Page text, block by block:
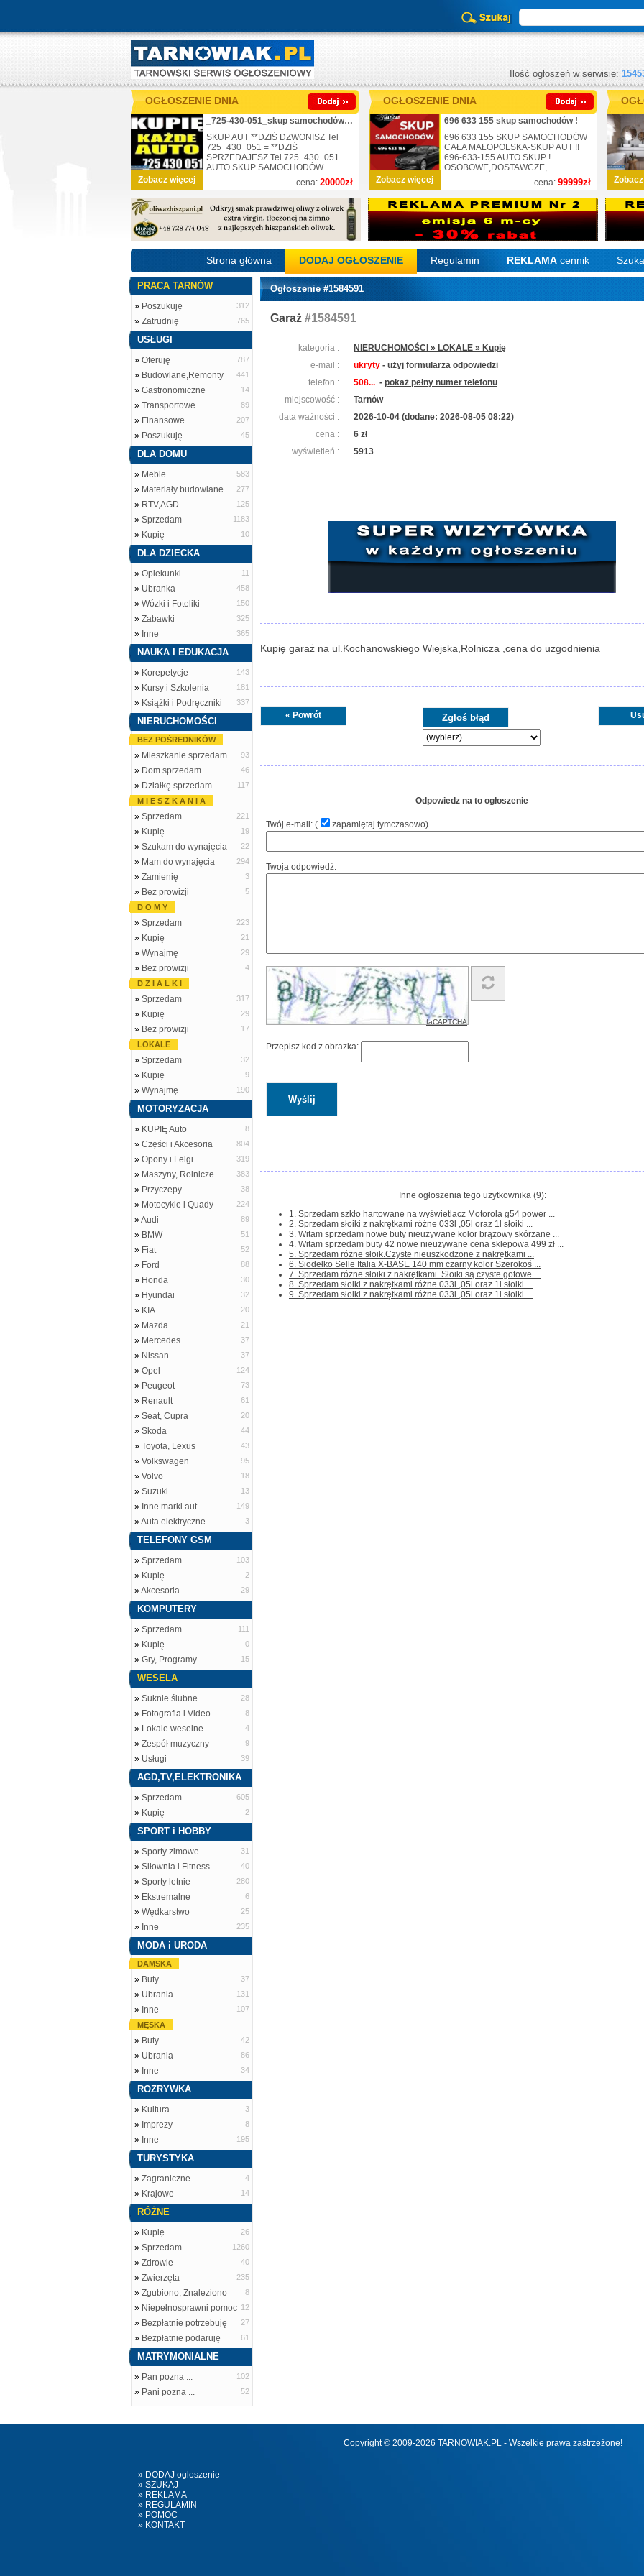
Ilość ogłoszeń w serwisie:
OGŁOSZENIE DNIA
Zobacz więcej cena: 20000zł
_725-430-051_skup samochodów_nr.1
SKUP AUT **DZIŚ DZWONISZ Tel
725_430_051 = **DZIŚ
SPRZEDAJESZ Tel 725_430_051
AUTO SKUP SAMOCHODÓW ...
OGŁOSZENIE DNIA
Zobacz więcej cena: 99999zł
696 633 155 skup samochodów !
696 633 155 SKUP SAMOCHODÓW
CAŁA MAŁOPOLSKA-SKUP AUT !!
696-633-155 AUTO SKUP !
OSOBOWE,DOSTAWCZE,...
Strona główna DODAJ OGŁOSZENIE Regulamin REKLAMA cennik
PRACA TARNÓW
» Poszukuję 312
» Zatrudnię 765
USŁUGI
» Oferuję 787
» Budowlane,Remonty 441
» Gastronomiczne 14
» Transportowe 89
» Finansowe 207
» Poszukuję 45
DLA DOMU
» Meble 583
» Materiały budowlane 277
» RTV,AGD 125
» Sprzedam 1183
» Kupię 10
DLA DZIECKA
» Opiekunki 11
» Ubranka 458
» Wózki i Foteliki 150
» Zabawki 325
» Inne 365
NAUKA I EDUKACJA
» Korepetycje 143
» Kursy i Szkolenia 181
» Książki i Podręczniki 337
NIERUCHOMOŚCI
BEZ POŚREDNIKÓW
» Mieszkanie sprzedam 93
» Dom sprzedam 46
» Działkę sprzedam
117
M I E S Z K A N I A
» Sprzedam 221
» Kupię 19
» Szukam do wynajęcia 22
» Mam do wynajęcia 294
» Zamienię 3
» Bez prowizji
5
D O M Y
» Sprzedam 223
» Kupię 21
» Wynajmę 29
» Bez prowizji
4
D Z I A Ł K I
» Sprzedam 317
» Kupię 29
» Bez prowizji
17
LOKALE
» Sprzedam 32
» Kupię 9
» Wynajmę 190
MOTORYZACJA
» KUPIĘ Auto 8
» Części i Akcesoria 804
» Opony i Felgi 319
» Maszyny, Rolnicze 383
» Przyczepy 38
» Motocykle i Quady 224
»Audi 89
» BMW 51
» Fiat 52
» Ford 88
» Honda 30
» Hyundai 32
» KIA 20
» Mazda 21
» Mercedes 37
» Nissan 37
» Opel 124
» Peugeot 73
» Renault 61
» Seat, Cupra 20
» Skoda 44
» Toyota, Lexus 43
» Volkswagen 95
» Volvo 18
» Suzuki 13
» Inne marki aut 149
»Auta elektryczne 3
TELEFONY GSM
» Sprzedam 103
» Kupię 2
»Akcesoria 29
KOMPUTERY
» Sprzedam 111
» Kupię 0
» Gry, Programy 15
WESELA
» Suknie ślubne 28
» Fotografia i Video 8
» Lokale weselne 4
» Zespół muzyczny 9
» Usługi 39
AGD,TV,ELEKTRONIKA
» Sprzedam 605
» Kupię 2
SPORT i HOBBY
» Sporty zimowe 31
» Siłownia i Fitness 40
» Sporty letnie 280
» Ekstremalne 6
» Wędkarstwo 25
» Inne 235
MODA i URODA
DAMSKA
» Buty 37
» Ubrania 131
» Inne
107
MĘSKA
» Buty 42
» Ubrania 86
» Inne 34
ROZRYWKA
» Kultura 3
» Imprezy 8
» Inne 195
TURYSTYKA
» Zagraniczne 4
» Krajowe 14
RÓŻNE
» Kupię 26
» Sprzedam 1260
» Zdrowie 40
» Zwierzęta 235
» Zgubiono, Znaleziono 8
» Niepełnosprawni pomoc 12
» Bezpłatnie potrzebuję 27
» Bezpłatnie podaruję 61
MATRYMONIALNE
» Pan pozna ... 102
» Pani pozna ... 52
Ogłoszenie #1584591
Garaż #1584591
kategoria :
NIERUCHOMOŚCI » LOKALE » Kupię
e-mail :
ukryty - użyj formularza odpowiedzi
telefon :
508... - pokaż pełny numer telefonu
miejscowość :
Tarnów
data ważności :
2026-10-04 (dodane: 2026-08-05 08:22)
cena :
6 zł
wyświetleń :
5913
Kupię garaż na ul.Kochanowskiego Wiejska,Rolnicza ,cena do uzgodnienia
« Powrót
Odpowiedz na to ogłoszenie
Twój e-mail: ( zapamiętaj tymczasowo)
Twoja odpowiedź:
faCAPTCHA
Przepisz kod z obrazka:
Inne ogłoszenia tego użytkownika (9):
1. Sprzedam szkło hartowane na wyświetlacz Motorola g54 power ...
2. Sprzedam słoiki z nakrętkami różne 033l ,05l oraz 1l słoiki ...
3. Witam sprzedam nowe buty nieużywane kolor brązowy skórzane ...
4. Witam sprzedam buty 42 nowe nieużywane cena sklepowa 499 zł ...
5. Sprzedam różne słoik.Czyste nieuszkodzone z nakrętkami ...
6. Siodełko Selle Italia X-BASE 140 mm czarny kolor Szerokoś ...
7. Sprzedam różne słoiki z nakrętkami .Słoiki są czyste gotowe ...
8. Sprzedam słoiki z nakrętkami różne 033l ,05l oraz 1l słoiki ...
9. Sprzedam słoiki z nakrętkami różne 033l ,05l oraz 1l słoiki ...
Copyright © 2009-2026 TARNOWIAK.PL - Wszelkie prawa zastrzeżone!
» DODAJ ogloszenie
» SZUKAJ
» REKLAMA
» REGULAMIN
» POMOC
» KONTAKT